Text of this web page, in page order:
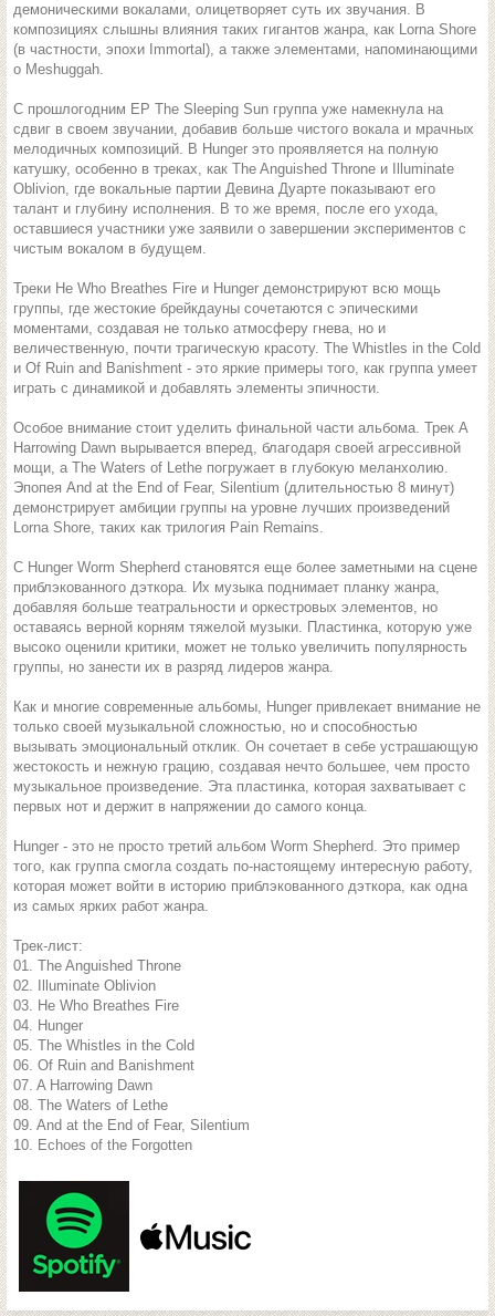
демоническими вокалами, олицетворяет суть их звучания. В
композициях слышны влияния таких гигантов жанра, как Lorna Shore
(в частности, эпохи Immortal), а также элементами, напоминающими
о Meshuggah.
С прошлогодним ЕР The Sleeping Sun группа уже намекнула на
сдвиг в своем звучании, добавив больше чистого вокала и мрачных
мелодичных композиций. В Hunger это проявляется на полную
катушку, особенно в треках, как The Anguished Throne и Illuminate
Oblivion, где вокальные партии Девина Дуарте показывают его
талант и глубину исполнения. В то же время, после его ухода,
оставшиеся участники уже заявили о завершении экспериментов с
чистым вокалом в будущем.
Треки He Who Breathes Fire и Hunger демонстрируют всю мощь
группы, где жестокие брейкдауны сочетаются с эпическими
моментами, создавая не только атмосферу гнева, но и
величественную, почти трагическую красоту. The Whistles in the Cold
и Of Ruin and Banishment - это яркие примеры того, как группа умеет
играть с динамикой и добавлять элементы эпичности.
Особое внимание стоит уделить финальной части альбома. Трек A
Harrowing Dawn вырывается вперед, благодаря своей агрессивной
мощи, а The Waters of Lethe погружает в глубокую меланхолию.
Эпопея And at the End of Fear, Silentium (длительностью 8 минут)
демонстрирует амбиции группы на уровне лучших произведений
Lorna Shore, таких как трилогия Pain Remains.
С Hunger Worm Shepherd становятся еще более заметными на сцене
приблэкованного дэткора. Их музыка поднимает планку жанра,
добавляя больше театральности и оркестровых элементов, но
оставаясь верной корням тяжелой музыки. Пластинка, которую уже
высоко оценили критики, может не только увеличить популярность
группы, но занести их в разряд лидеров жанра.
Как и многие современные альбомы, Hunger привлекает внимание не
только своей музыкальной сложностью, но и способностью
вызывать эмоциональный отклик. Он сочетает в себе устрашающую
жестокость и нежную грацию, создавая нечто большее, чем просто
музыкальное произведение. Эта пластинка, которая захватывает с
первых нот и держит в напряжении до самого конца.
Hunger - это не просто третий альбом Worm Shepherd. Это пример
того, как группа смогла создать по-настоящему интересную работу,
которая может войти в историю приблэкованного дэткора, как одна
из самых ярких работ жанра.
Трек-лист:
01. The Anguished Throne
02. Illuminate Oblivion
03. He Who Breathes Fire
04. Hunger
05. The Whistles in the Cold
06. Of Ruin and Banishment
07. A Harrowing Dawn
08. The Waters of Lethe
09. And at the End of Fear, Silentium
10. Echoes of the Forgotten